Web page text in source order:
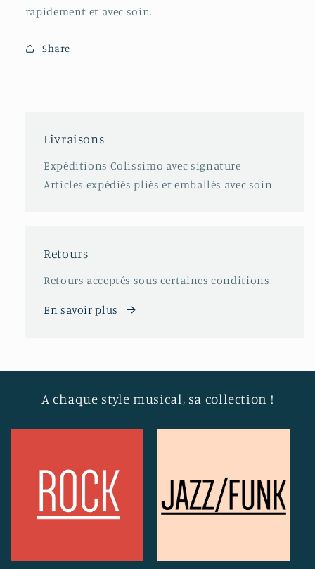
rapidement et avec soin.
Share
Livraisons
Expéditions Colissimo avec signature
Articles expédiés pliés et emballés avec soin
Retours
Retours acceptés sous certaines conditions
En savoir plus
A chaque style musical, sa collection !